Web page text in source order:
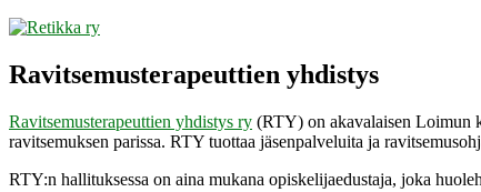
Ravitsemusterapeuttien yhdistys
Ravitsemusterapeuttien yhdistys ry (RTY) on akavalaisen Loimun
ravitsemuksen parissa. RTY tuottaa jäsenpalveluita ja
RTY:n hallituksessa on aina mukana opiskelijaedustaja, joka